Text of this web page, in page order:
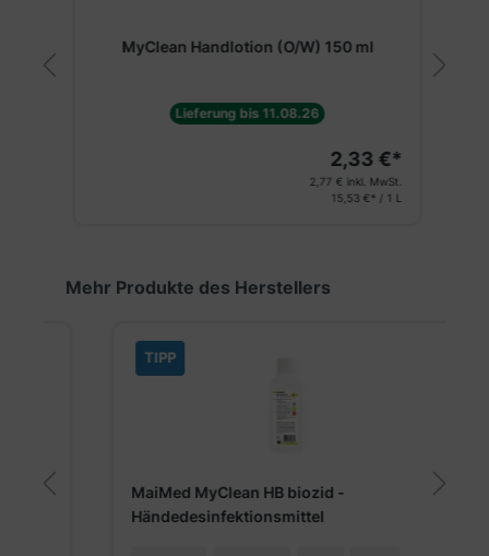
MyClean Handlotion (O/W) 150 ml
Lieferung bis 11.08.26
2,33 €*
2,77 €inkl. MwSt.
15,53 €* / 1 L
Produktgalerie überspringen
Mehr Produkte des Herstellers
MaiMed MyClean HB biozid -
Händedesinfektionsmittel